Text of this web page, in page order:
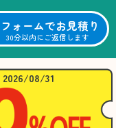
可能なものにつ
えていただき、
片付けにも役立つ
えました。また
ば、ぜひお願い
思っています。
もったサービスを
とうございまし
フォームでお見積り
30分以内にご返信します
08/31